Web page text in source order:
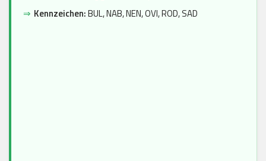
⇒ Kennzeichen:BUL, NAB, NEN, OVI, ROD, SAD